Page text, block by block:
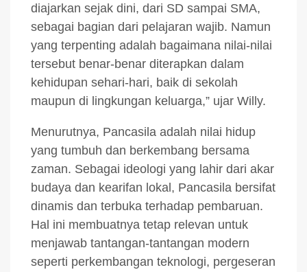
diajarkan sejak dini, dari SD sampai SMA,
sebagai bagian dari pelajaran wajib. Namun
yang terpenting adalah bagaimana nilai-nilai
tersebut benar-benar diterapkan dalam
kehidupan sehari-hari, baik di sekolah
maupun di lingkungan keluarga,” ujar Willy.
Menurutnya, Pancasila adalah nilai hidup
yang tumbuh dan berkembang bersama
zaman. Sebagai ideologi yang lahir dari akar
budaya dan kearifan lokal, Pancasila bersifat
dinamis dan terbuka terhadap pembaruan.
Hal ini membuatnya tetap relevan untuk
menjawab tantangan-tantangan modern
seperti perkembangan teknologi, pergeseran